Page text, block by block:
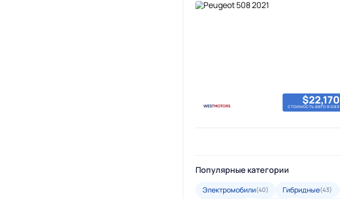
$22,170
стоимость авто в оаэ
Популярные категории
Электромобили(40) Гибридные(43)